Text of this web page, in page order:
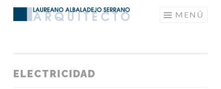
Saltar
MENÚ
ELECTRICIDAD